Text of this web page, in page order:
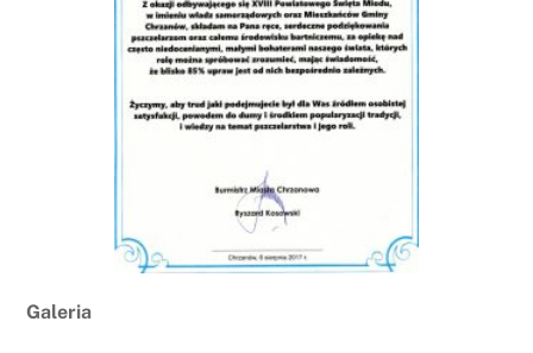
Galeria